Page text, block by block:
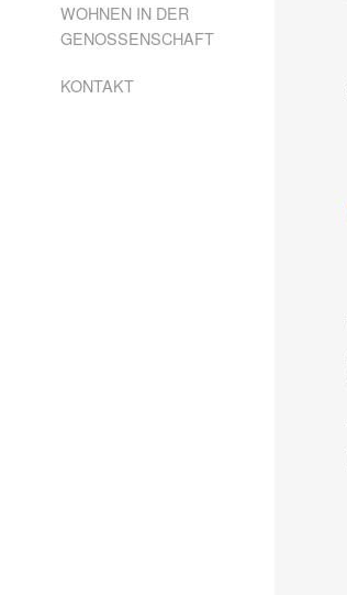
WOHNEN IN DER
GENOSSENSCHAFT
KONTAKT